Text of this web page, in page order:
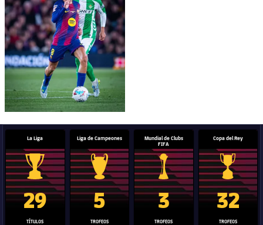
La Liga
Trofeo de La Liga
29
TÍTULOS
Liga de Campeones
Trofeo de la Liga de Campeones
5
TROFEOS
Mundial de Clubs
FIFA
Trofeo del Mundial de
3
TROFEOS
Copa del Rey
Copa del
32
TROFEOS